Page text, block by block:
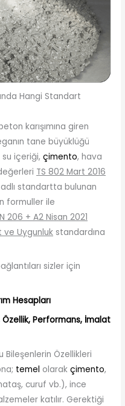
Hangi Standart
karışımına giren
tane büyüklüğü
su içeriği,çimento, hava
TS 802 Mart 2016
adlı standartta bulunan
formuller ile
206 + A2 Nisan 2021
ve Uygunluk standardına
sizler için
Hesapları
Özellik, Performans, İmalat
Bileşenlerin Özellikleri
temel olarakçimento,
curuf vb.), ince
katılır. Gerektiği